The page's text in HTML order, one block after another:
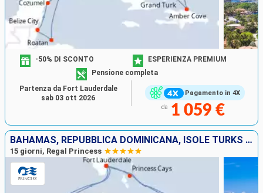
Pagamento in 4X
-50% DI SCONTO
ESPERIENZA PREMIUM
Pensione completa
da 1 059 €
Partenza da Fort Lauderdale
sab 03 ott 2026
BAHAMAS, REPUBBLICA DOMINICANA, ISOLE TURKS E CAICOS, STATI UNITI, MESSICO, BELIZE, HONDURAS
15 giorni, Regal Princess